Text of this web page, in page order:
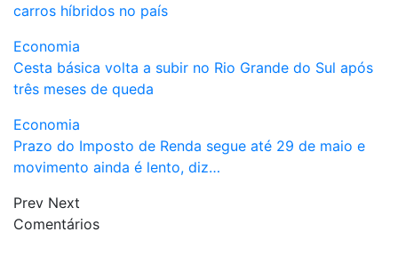
carros híbridos no país
Economia
Cesta básica volta a subir no Rio Grande do Sul após
três meses de queda
Economia
Prazo do Imposto de Renda segue até 29 de maio e
movimento ainda é lento, diz…
Prev Next
Comentários